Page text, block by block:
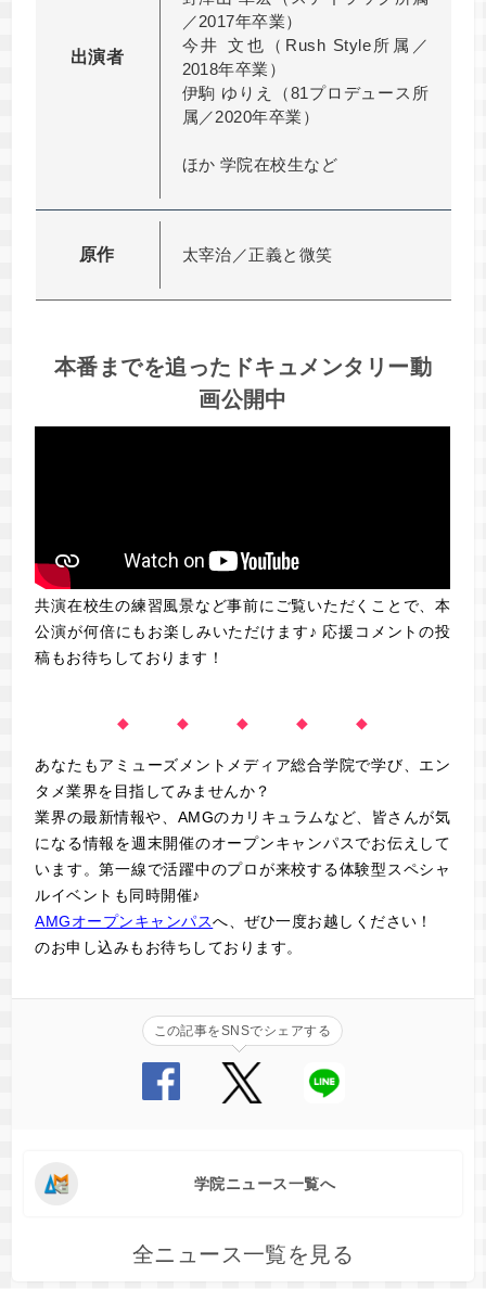
出演者
／2017年卒業）
今井 文也（Rush Style所属／
2018年卒業）
伊駒 ゆりえ（81プロデュース所
属／2020年卒業）
ほか 学院在校生など
原作 太宰治／正義と微笑
本番までを追ったドキュメンタリー動
画公開中
共演在校生の練習風景など事前にご覧いただくことで、本
公演が何倍にもお楽しみいただけます♪ 応援コメントの投
稿もお待ちしております！
◆ ◆ ◆ ◆ ◆
あなたもアミューズメントメディア総合学院で学び、エン
タメ業界を目指してみませんか？
業界の最新情報や、AMGのカリキュラムなど、皆さんが気
になる情報を週末開催のオープンキャンパスでお伝えして
います。第一線で活躍中のプロが来校する体験型スペシャ
ルイベントも同時開催♪
AMGオープンキャンパスへ、ぜひ一度お越しください！
のお申し込みもお待ちしております。
この記事をSNSでシェアする
学院ニュース一覧へ
全ニュース一覧を見る